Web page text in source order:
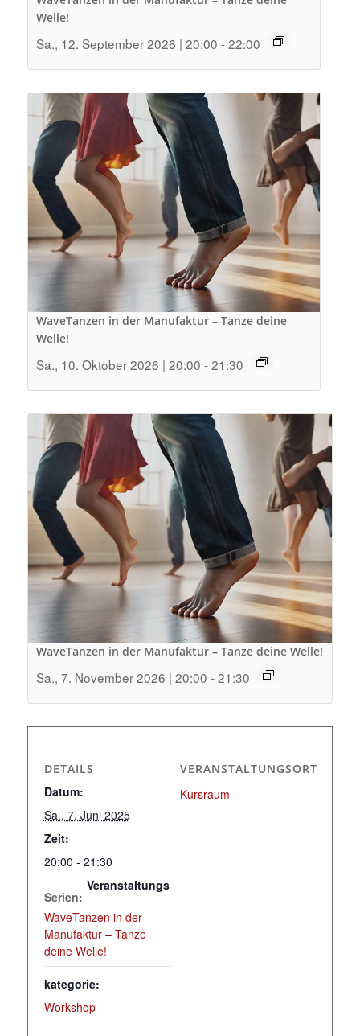
Welle!
Sa., 12. September 2026 | 20:00 - 22:00
WaveTanzen in der Manufaktur – Tanze deine
Welle!
Sa., 10. Oktober 2026 | 20:00 - 21:30
WaveTanzen in der Manufaktur – Tanze deine Welle!
Sa., 7. November 2026 | 20:00 - 21:30
DETAILS
Datum:
Sa., 7. Juni 2025
Zeit:
20:00 - 21:30
Serien:
WaveTanzen in der
Manufaktur – Tanze
deine Welle!
Veranstaltungs
kategorie:
Workshop
VERANSTALTUNGSORT
Kursraum